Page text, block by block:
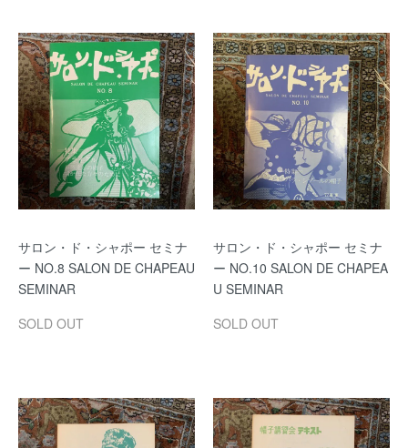
サロン・ド・シャポー セミナ
ー NO.8 SALON DE CHAPEAU
SEMINAR
SOLD OUT
サロン・ド・シャポー セミナ
ー NO.10 SALON DE CHAPEA
U SEMINAR
SOLD OUT